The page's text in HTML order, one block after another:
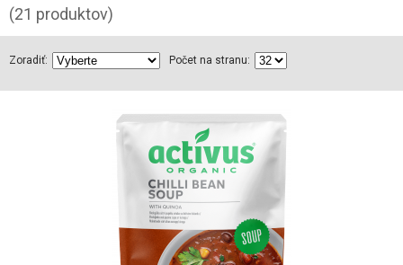
(21 produktov)
Zoradiť: Počet na stranu: